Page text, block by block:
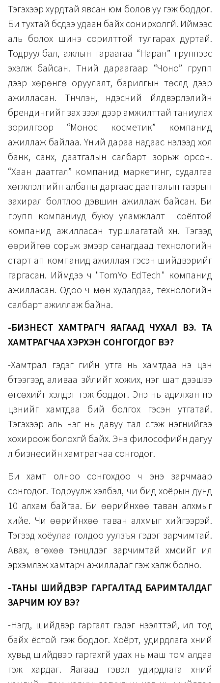
Тэгэхээр хурдтай явсан юм болов уу гэж боддог.
Би тухтай бүсдээ удаан байх сонирхолгүй. Иймээс
аль болох шинэ сорилттой тулгарах дуртай.
Тодруулбал, ажлын гараагаа “Наран” группээс
эхэлж байсан. Түүний дараагаар “Чоно” групп
дээр хөрөнгө оруулалт, барилгын төслүүд дээр
ажилласан. Түүнчлэн, үндэсний үйлдвэрлэлийн
брендингийг зах зээл дээр амжилттай таниулах
зорилгоор “Монос косметик” компанид
ажиллаж байлаа. Үүний дараа надаас нэлээд хол
банк, санхүү, даатгалын салбарт зорьж орсон.
“Хаан даатгал” компанид маркетинг, судалгаа
хөгжүүлэлтийн албаны даргаас даатгалын газрын
захирал болтлоо дэвшин ажиллаж байсан. Би
групп компаниуд буюу уламжлалт соёлтой
компанид ажилласан туршлагатай хүн. Тэгээд
өөрийгөө сорьж үзмээр санагдаад технологийн
старт ап компанид ажиллая гэсэн шийдвэрийг
гаргасан. Иймдээ ч "TomYo EdTech" компанид
ажилласан. Одоо ч мөн худалдаа, технологийн
салбарт ажиллаж байна.
-БИЗНЕСТ ХАМТРАГЧ ЯАГААД ЧУХАЛ ВЭ. ТА
ХАМТРАГЧАА ХЭРХЭН СОНГОГДОГ ВЭ?
-Хамтрал гэдэг үгийн утга нь хамтдаа үнэ цэн
бүтээгээд аливаа зүйлийг хожих, нэг шат дээшээ
өгсөхийг хэлдэг гэж боддог. Энэ нь адилхан үнэ
цэнийг хамтдаа бий болгох гэсэн утгатай.
Тэгэхээр аль нэг нь давуу тал үүсгэж нэгнийгээ
хохироож болохгүй байх. Энэ философийн дагуу
л бизнесийн хамтрагчаа сонгодог.
Би хамт олноо сонгохдоо ч энэ зарчмаар
сонгодог. Тодруулж хэлбэл, чи бид хоёрын дунд
10 алхам байгаа. Би өөрийнхөө таван алхмыг
хийе. Чи өөрийнхөө таван алхмыг хийгээрэй.
Тэгээд хоёулаа голдоо уулзъя гэдэг зарчимтай.
Авах, өгөхөө тэнцүүлдэг зарчимтай хүмүүсийг илүү
эрхэмлэж хамтарч ажилладаг гэж хэлж болно.
-ТАНЫ ШИЙДВЭР ГАРГАЛТАД БАРИМТАЛДАГ
ЗАРЧИМ ЮУ ВЭ?
-Нэгд, шийдвэр гаргалт гэдэг нээлттэй, ил тод
байх ёстой гэж боддог. Хоёрт, удирдлага хүний
хувьд шийдвэр гаргахгүй удах нь маш том алдаа
гэж хардаг. Яагаад гэвэл удирдлага хүний